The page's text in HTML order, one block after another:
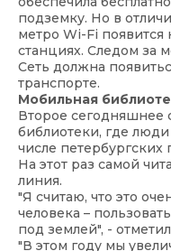
подземку. Но в
метро Wi-Fi появится
станциях. Следом за
Сеть должна
транспорте.
Мобильная
Второе сегодняшнее
библиотеки, где люди
числе петербургских
На этот раз самой
линия.
"Я считаю, что это
человека –
под землей", -
"В этом году мы